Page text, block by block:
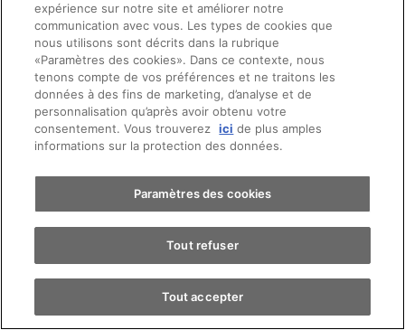
expérience sur notre site et améliorer notre
communication avec vous. Les types de cookies que
nous utilisons sont décrits dans la rubrique
«Paramètres des cookies». Dans ce contexte, nous
tenons compte de vos préférences et ne traitons les
données à des fins de marketing, d’analyse et de
personnalisation qu’après avoir obtenu votre
consentement. Vous trouverez ici de plus amples
informations sur la protection des données.
Paramètres des cookies
Tout refuser
Tout accepter